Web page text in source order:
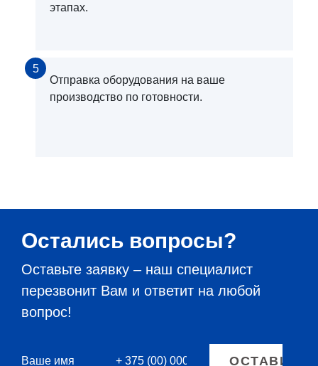
этапах.
5
Отправка оборудования на ваше
производство по готовности.
Остались вопросы?
Оставьте заявку – наш специалист
перезвонит Вам и ответит на любой
вопрос!